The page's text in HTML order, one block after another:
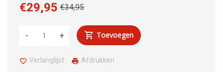
€34,95
€29,95
+
- Toevoegen
Verlanglijst Afdrukken